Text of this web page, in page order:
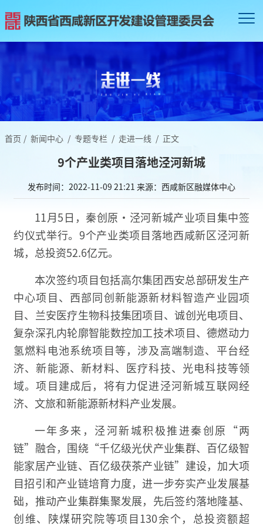
首页 / 新闻中心 / 专题专栏 / 走进一线 / 正文
9个产业类项目落地泾河新城
发布时间：2022-11-09 21:21 来源：西咸新区融媒体中心
11月5日，秦创原·泾河新城产业项目集中签
约仪式举行。9个产业类项目落地西咸新区泾河新
城，总投资52.6亿元。
本次签约项目包括高尔集团西安总部研发生产
中心项目、西部同创新能源新材料智造产业园项
目、兰安医疗生物科技集团项目、诚创光电项目、
复杂深孔内轮廓智能数控加工技术项目、德燃动力
氢燃料电池系统项目等，涉及高端制造、平台经
济、新能源、新材料、医疗科技、光电科技等领
域。项目建成后，将有力促进泾河新城互联网经
济、文旅和新能源新材料产业发展。
一年多来，泾河新城积极推进秦创原“两
链”融合，围绕“千亿级光伏产业集群、百亿级智
能家居产业链、百亿级茯茶产业链”建设，加大项
目招引和产业链培育力度，进一步夯实产业发展基
础，推动产业集群集聚发展，先后签约落地隆基、
创维、陕煤研究院等项目130余个，总投资额超